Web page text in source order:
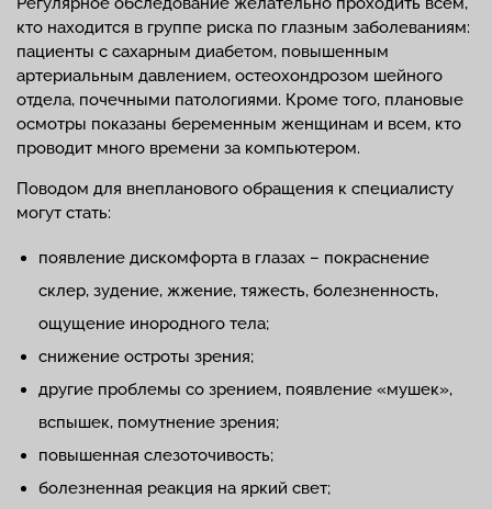
кто находится в группе риска по глазным заболеваниям:
пациенты с сахарным диабетом, повышенным
артериальным давлением, остеохондрозом шейного
отдела, почечными патологиями. Кроме того, плановые
осмотры показаны беременным женщинам и всем, кто
проводит много времени за компьютером.
Поводом для внепланового обращения к специалисту
могут стать:
появление дискомфорта в глазах – покраснение
склер, зудение, жжение, тяжесть, болезненность,
ощущение инородного тела;
снижение остроты зрения;
другие проблемы со зрением, появление «мушек»,
вспышек, помутнение зрения;
повышенная слезоточивость;
болезненная реакция на яркий свет;